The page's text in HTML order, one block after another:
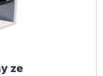
ze